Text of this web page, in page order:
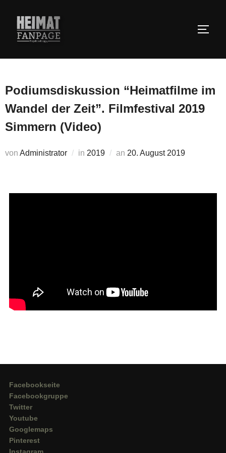
Inhalt
springen
Podiumsdiskussion “Heimatfilme im
Wandel der Zeit”. Filmfestival 2019
Simmern (Video)
von Administrator in 2019 an Veröffentlicht
20. August 2019
Facebookseite
Facebookgruppe
Twitter
Youtube
Googlemaps
Pinterest